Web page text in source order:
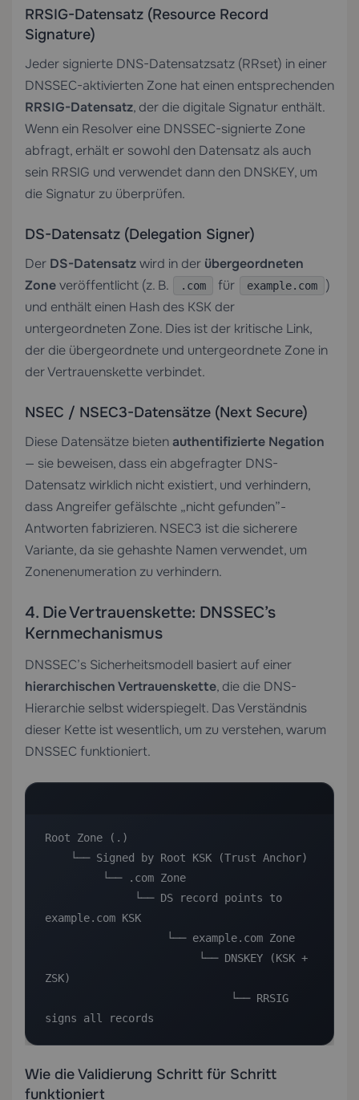
RRSIG-Datensatz (Resource Record
Signature)
Jeder signierte DNS-Datensatzsatz (RRset) in einer
DNSSEC-aktivierten Zone hat einen entsprechenden
RRSIG-Datensatz, der die digitale Signatur enthält.
Wenn ein Resolver eine DNSSEC-signierte Zone
abfragt, erhält er sowohl den Datensatz als auch
sein RRSIG und verwendet dann den DNSKEY, um
die Signatur zu überprüfen.
DS-Datensatz (Delegation Signer)
Der DS-Datensatzwird in der übergeordneten
Zoneveröffentlicht (z. B. .com für example.com
)
und enthält einen Hash des KSK der
untergeordneten Zone. Dies ist der kritische Link,
der die übergeordnete und untergeordnete Zone in
der Vertrauenskette verbindet.
NSEC / NSEC3-Datensätze (Next Secure)
Diese Datensätze bietenauthentifizierte Negation
— sie beweisen, dass ein abgefragter DNS-
Datensatz wirklich nicht existiert, und verhindern,
dass Angreifer gefälschte „nicht gefunden”-
Antworten fabrizieren. NSEC3 ist die sicherere
Variante, da sie gehashte Namen verwendet, um
Zonenenumeration zu verhindern.
4. Die Vertrauenskette: DNSSEC’s
Kernmechanismus
DNSSEC’s Sicherheitsmodell basiert auf einer
hierarchischen Vertrauenskette, die die DNS-
Hierarchie selbst widerspiegelt. Das Verständnis
dieser Kette ist wesentlich, um zu verstehen, warum
DNSSEC funktioniert.
Root Zone (.)
example.com KSK
ZSK)
signs all records
Wie die Validierung Schritt für Schritt
funktioniert